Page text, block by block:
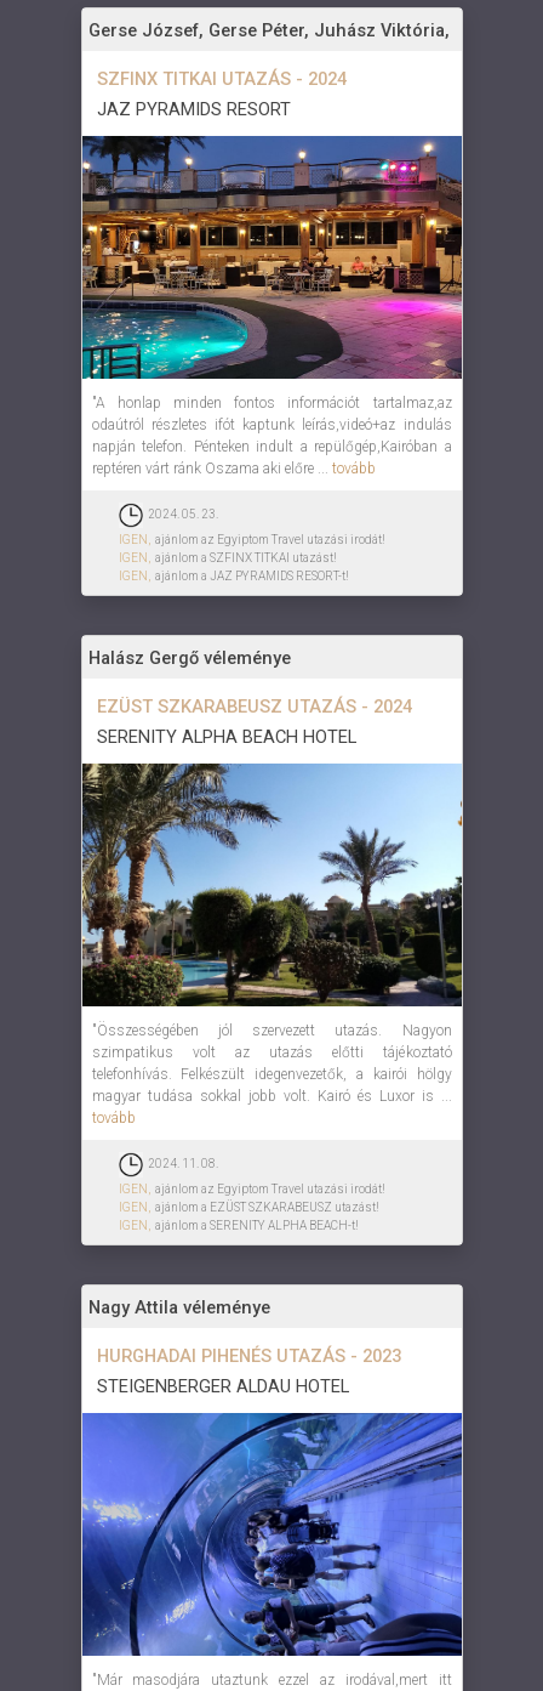
Gerse József, Gerse Péter, Juhász Viktória,
SZFINX TITKAI UTAZÁS - 2024
JAZ PYRAMIDS RESORT
"A honlap minden fontos információt tartalmaz,az
odaútról részletes ifót kaptunk leírás,videó+az indulás
napján telefon. Pénteken indult a repülőgép,Kairóban a
reptéren várt ránk Oszama aki előre ... tovább
2024. 05. 23.
IGEN,
ajánlom az Egyiptom Travel utazási irodát!
IGEN,
ajánlom a SZFINX TITKAI utazást!
IGEN,
ajánlom a JAZ PYRAMIDS RESORT-t!
Halász Gergő véleménye
EZÜST SZKARABEUSZ UTAZÁS - 2024
SERENITY ALPHA BEACH HOTEL
"Összességében jól szervezett utazás. Nagyon
szimpatikus volt az utazás előtti tájékoztató
telefonhívás. Felkészült idegenvezetők, a kairói hölgy
magyar tudása sokkal jobb volt. Kairó és Luxor is ...
tovább
2024. 11. 08.
IGEN,
ajánlom az Egyiptom Travel utazási irodát!
IGEN,
ajánlom a EZÜST SZKARABEUSZ utazást!
IGEN,
ajánlom a SERENITY ALPHA BEACH-t!
Nagy Attila véleménye
HURGHADAI PIHENÉS UTAZÁS - 2023
STEIGENBERGER ALDAU HOTEL
"Már masodjára utaztunk ezzel az irodával,mert itt